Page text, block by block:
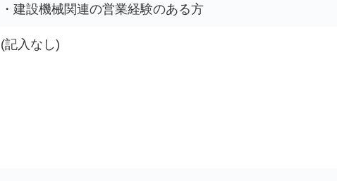
・建設機械関連の営業経験のある方
(記入なし)